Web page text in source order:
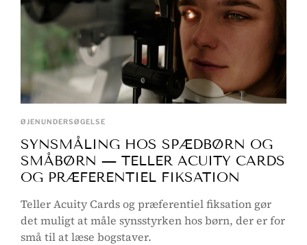
ØJENUNDERSØGELSE
SYNSMÅLING HOS SPÆDBØRN OG
SMÅBØRN — TELLER ACUITY CARDS
OG PRÆFERENTIEL FIKSATION
Teller Acuity Cards og præferentiel fiksation gør
det muligt at måle synsstyrken hos børn, der er for
små til at læse bogstaver.